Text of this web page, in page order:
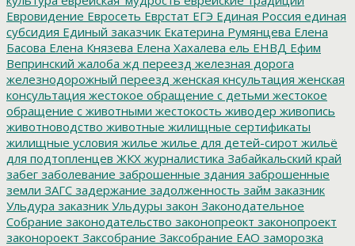
Евровидение Евросеть Еврстат ЕГЭ Единая Россия единая
субсидия Единый заказчик Екатерина Румянцева Елена
Басова Елена Князева Елена Хахалева ель ЕНВД Ефим
Вепринский жалоба жд переезд железная дорога
железнодорожный переезд женская кнсультация женская
консультация жестокое обращение с детьми жестокое
обращение с животными жестокость живодер живопись
животноводство животные жилищные сертификаты
жилищные условия жилье жилье для детей-сирот жильё
для подтопленцев ЖКХ журналистика Забайкальский край
забег заболевание заброшенные здания заброшенные
земли ЗАГС задержание задолженность займ заказник
Ульдура заказник Ульдуры закон Законодательное
Собрание законодательство законопреокт законопроект
законороект Заксобрание Заксобрание ЕАО заморозка